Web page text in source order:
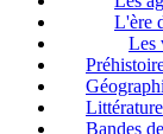
L'ère
Les
Littérature
Bandes